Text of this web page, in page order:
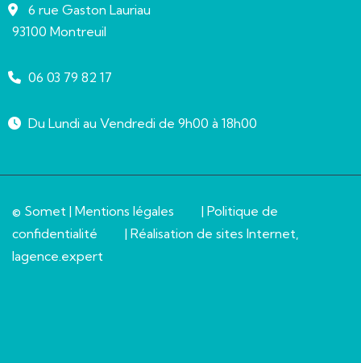
6 rue Gaston Lauriau
93100 Montreuil
06 03 79 82 17
Du Lundi au Vendredi de 9h00 à 18h00
© Somet | Mentions légales | Politique de
confidentialité
| Réalisation de sites Internet,
lagence.expert